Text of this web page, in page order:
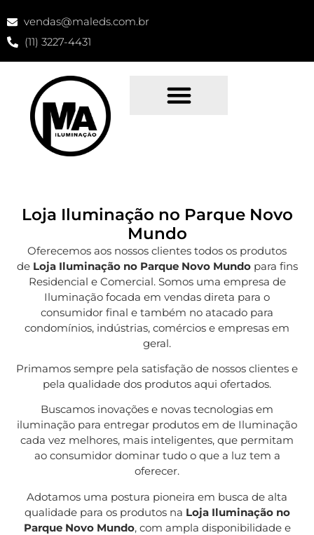
vendas@maleds.com.br
(11) 3227-4431
Loja Iluminação no Parque Novo
Mundo
Oferecemos aos nossos clientes todos os produtos
de Loja Iluminação no Parque Novo Mundopara fins
Residencial e Comercial. Somos uma empresa de
Iluminação focada em vendas direta para o
consumidor final e também no atacado para
condomínios, indústrias, comércios e empresas em
geral.
Primamos sempre pela satisfação de nossos clientes e
pela qualidade dos produtos aqui ofertados.
Buscamos inovações e novas tecnologias em
iluminação para entregar produtos em de Iluminação
cada vez melhores, mais inteligentes, que permitam
ao consumidor dominar tudo o que a luz tem a
oferecer.
Adotamos uma postura pioneira em busca de alta
qualidade para os produtos na Loja Iluminação no
Parque Novo Mundo, com ampla disponibilidade e